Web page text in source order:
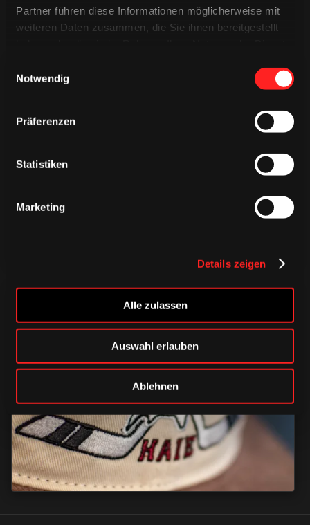
Partner führen diese Informationen möglicherweise mit
weiteren Daten zusammen, die Sie ihnen bereitgestellt
Notwendig
Präferenzen
Statistiken
Marketing
Details zeigen
Alle zulassen
Auswahl erlauben
Ablehnen
CAPS & CO
CAPS & CO
CAPS & CO